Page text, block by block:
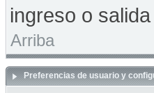
ingreso o
Arriba
Preferencias de usuario y